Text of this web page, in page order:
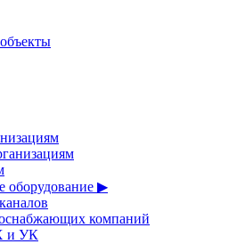
▶
компаний
и УК